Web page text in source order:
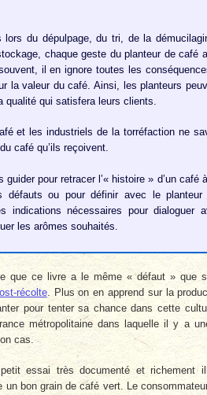
lors du dépulpage, du tri, de la
chaque geste du planteur de café
il en ignore toutes les
la valeur du café. Ainsi, les planteurs
qualité qui satisfera leurs clients.
et les industriels de la torréfaction ne
café qu’ils reçoivent.
guider pour retracer l’« histoire » d’un café
défauts ou pour définir avec le
indications nécessaires pour dialoguer
les arômes souhaités.
que ce livre a le même « défaut » que
récolte. Plus on en apprend sur la
pour tenter sa chance dans cette
métropolitaine dans laquelle il y a
cas.
essai très documenté et richement
un bon grain de café vert. Le